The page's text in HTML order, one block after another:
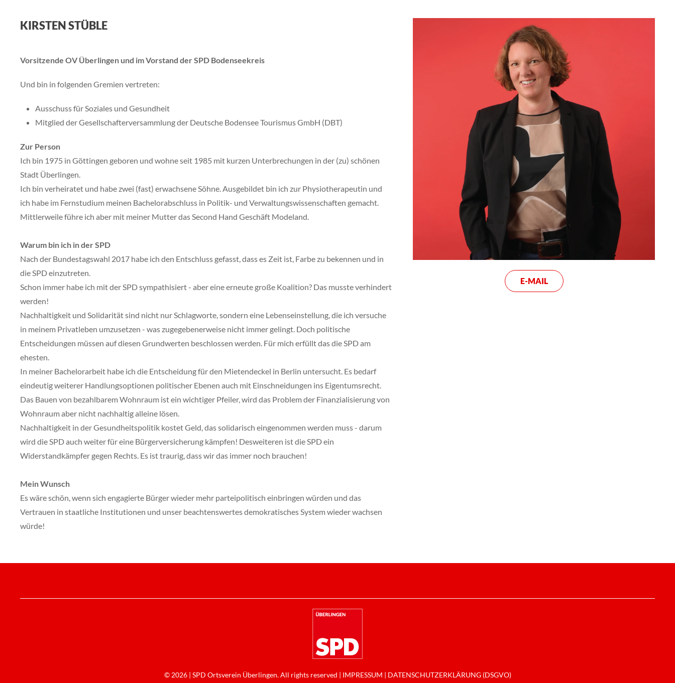
KIRSTEN STÜBLE
Vorsitzende OV Überlingen und im Vorstand der SPD Bodenseekreis
Und bin in folgenden Gremien vertreten:
Ausschuss für Soziales und Gesundheit
Mitglied der Gesellschafterversammlung der Deutsche Bodensee Tourismus GmbH (DBT)
Zur Person
Ich bin 1975 in Göttingen geboren und wohne seit 1985 mit kurzen Unterbrechungen in der (zu) schönen
Stadt Überlingen.
Ich bin verheiratet und habe zwei (fast) erwachsene Söhne. Ausgebildet bin ich zur Physiotherapeutin und
ich habe im Fernstudium meinen Bachelorabschluss in Politik- und Verwaltungswissenschaften gemacht.
Mittlerweile führe ich aber mit meiner Mutter das Second Hand Geschäft Modeland.
Warum bin ich in der SPD
Nach der Bundestagswahl 2017 habe ich den Entschluss gefasst, dass es Zeit ist, Farbe zu bekennen und in
die SPD einzutreten.
Schon immer habe ich mit der SPD sympathisiert - aber eine erneute große Koalition? Das musste verhindert
werden!
Nachhaltigkeit und Solidarität sind nicht nur Schlagworte, sondern eine Lebenseinstellung, die ich versuche
in meinem Privatleben umzusetzen - was zugegebenerweise nicht immer gelingt. Doch politische
Entscheidungen müssen auf diesen Grundwerten beschlossen werden. Für mich erfüllt das die SPD am
ehesten.
In meiner Bachelorarbeit habe ich die Entscheidung für den Mietendeckel in Berlin untersucht. Es bedarf
eindeutig weiterer Handlungsoptionen politischer Ebenen auch mit Einschneidungen ins Eigentumsrecht.
Das Bauen von bezahlbarem Wohnraum ist ein wichtiger Pfeiler, wird das Problem der Finanzialisierung von
Wohnraum aber nicht nachhaltig alleine lösen.
Nachhaltigkeit in der Gesundheitspolitik kostet Geld, das solidarisch eingenommen werden muss - darum
wird die SPD auch weiter für eine Bürgerversicherung kämpfen! Desweiteren ist die SPD ein
Widerstandkämpfer gegen Rechts. Es ist traurig, dass wir das immer noch brauchen!
Mein Wunsch
Es wäre schön, wenn sich engagierte Bürger wieder mehr parteipolitisch einbringen würden und das
Vertrauen in staatliche Institutionen und unser beachtenswertes demokratisches System wieder wachsen
würde!
E-MAIL
© 2026 | SPD Ortsverein Überlingen. All rights reserved | IMPRESSUM | DATENSCHUTZERKLÄRUNG (DSGVO)